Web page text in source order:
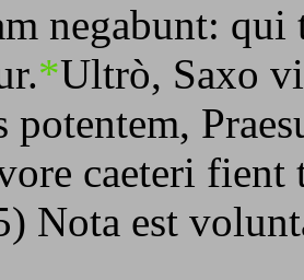
negabunt: qui
*Ultrò, Saxo
potentem,
caeteri fient
Nota est